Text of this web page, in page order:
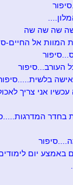
שה שה שה
המוות אל החיים-
העורב...סיפור
אני צריך
בחדר
באמצע יום